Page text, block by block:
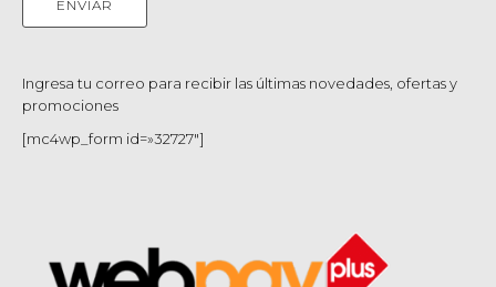
Ingresa tu correo para recibir las últimas novedades, ofertas y
promociones
[mc4wp_form id=»32727″]